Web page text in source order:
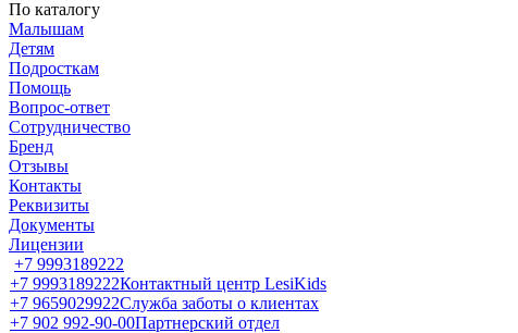
По каталогу
Малышам
Детям
Подросткам
Помощь
Вопрос-ответ
Сотрудничество
Бренд
Отзывы
Контакты
Реквизиты
Документы
Лицензии
+7 9993189222
+7 9993189222Контактный центр LesiKids
+7 9659029922Служба заботы о клиентах
+7 902 992-90-00Партнерский отдел